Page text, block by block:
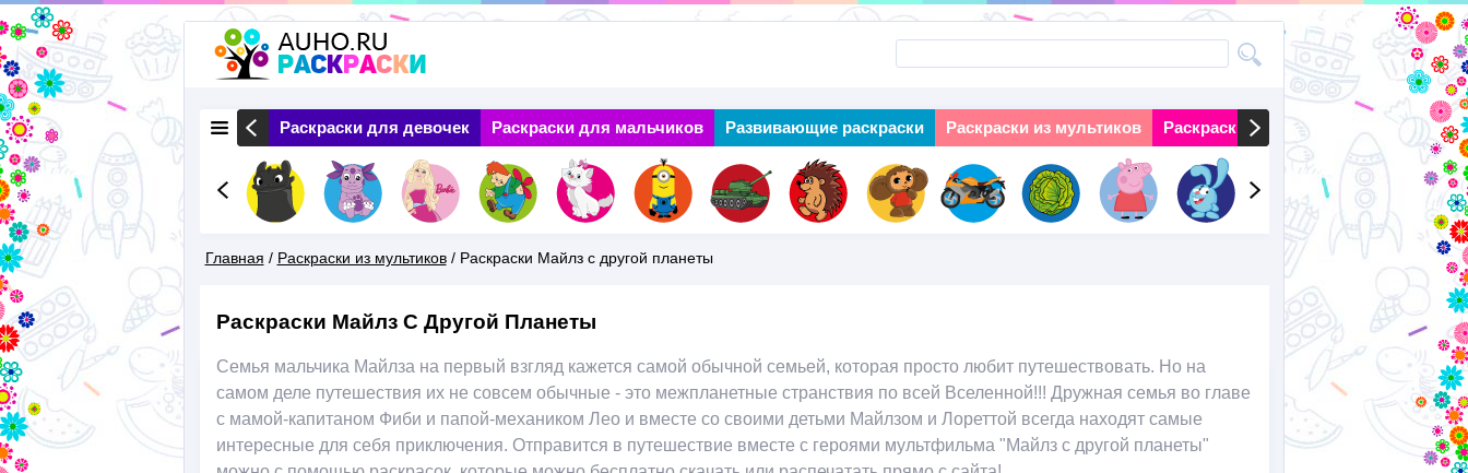
основному
содержанию
Раскраски Природа Раскраски для девочек Раскраски для мальчиков Развивающие раскраски Раскраски из мультиков Раскраски на праздники
Next
Здесь
Главная / Раскраски из мультиков / Раскраски Майлз с другой планеты
Раскраски Майлз С Другой Планеты
Семья мальчика Майлза на первый взгляд кажется самой обычной семьей, которая просто любит путешествовать. Но на
самом деле путешествия их не совсем обычные - это межпланетные странствия по всей Вселенной!!! Дружная семья во главе
с мамой-капитаном Фиби и папой-механиком Лео и вместе со своими детьми Майлзом и Лореттой всегда находят самые
интересные для себя приключения. Отправится в путешествие вместе с героями мультфильма "Майлз с другой планеты"